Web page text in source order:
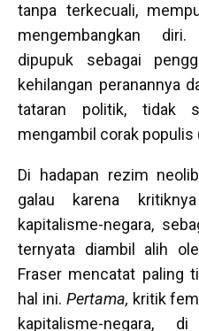
tanpa terkecuali,
mengembangkan
dipupuk sebagai
kehilangan peranannya
tataran politik, tidak
mengambil corak populis
Di hadapan rezim
galau karena
kapitalisme-negara,
ternyata diambil alih
Fraser mencatat paling
hal ini. Pertama, kritik
kapitalisme-negara,